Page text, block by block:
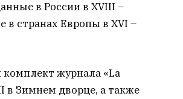
в России в XVIII –
в странах Европы в XVI –
журнала «La
в Зимнем дворце, а также